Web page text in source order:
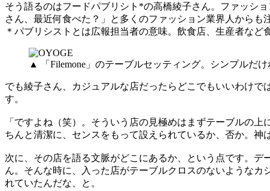
そう語るのはフードパブリシト*の高橋綾子さん。ファッシ
さん、最近何食べた？」と多くのファッション業界人から
＊パブリシストとは広報担当者の意味。飲食店、生産者など
▲ 「Filemone」のテーブルセッティング。シンプルだ
でも綾子さん、カジュアルな店だったらどこでもいいわけ
す。
「ですよね（笑）。そういう店の見極めはまずテーブルの
ちんと清潔に、センスをもって設えられているか、否か。神
次に、その店を語る文脈がどこにあるか、という点です。
ん。そんな時に、入った店がテーブルクロスのないような
れていたんだな、と。